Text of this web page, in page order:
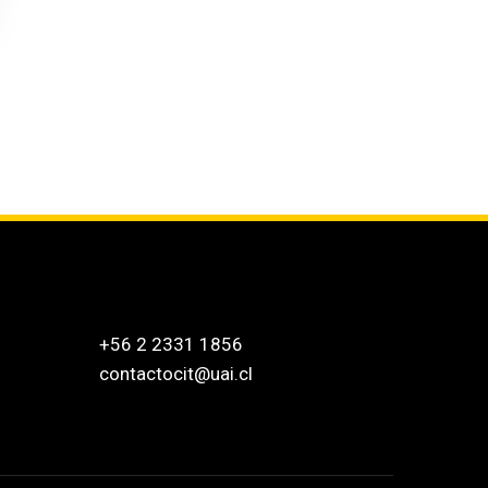
+56 2 2331 1856
contactocit@uai.cl